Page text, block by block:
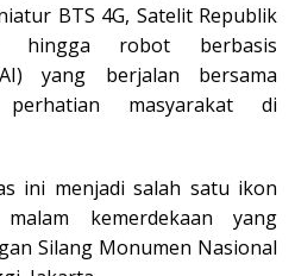
BTS 4G, Satelit Republik
hingga robot berbasis
yang berjalan bersama
masyarakat di
ini menjadi salah satu ikon
kemerdekaan yang
Silang Monumen Nasional